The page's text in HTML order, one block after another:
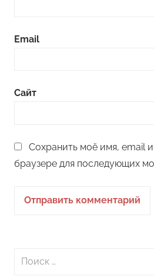
Email
Сайт
Сохранить моё имя, email
браузере для последующих
Поиск